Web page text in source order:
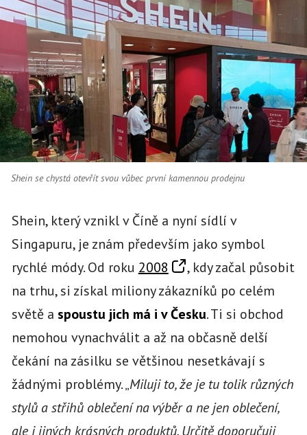
Shein se chystá otevřít svou vůbec první kamennou prodejnu
Shein, který vznikl v Číně a nyní sídlí v
Singapuru, je znám především jako symbol
rychlé módy. Od roku 2008
, kdy začal působit
na trhu, si získal miliony zákazníků po celém
světě a spoustu jich má i v Česku. Ti si obchod
nemohou vynachválit a až na občasně delší
čekání na zásilku se většinou nesetkávají s
žádnými problémy. „Miluji to, že je tu tolik různých
stylů a střihů oblečení na výběr a ne jen oblečení,
ale i jiných krásných produktů. Určitě doporučuji